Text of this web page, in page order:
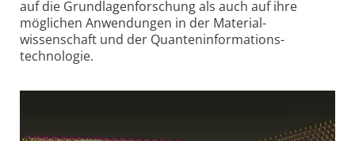
auf die Grundlagen­forschung als auch auf ihre
möglichen Anwendungen in der Material­
wissenschaft und der Quanten­informations­
technologie.